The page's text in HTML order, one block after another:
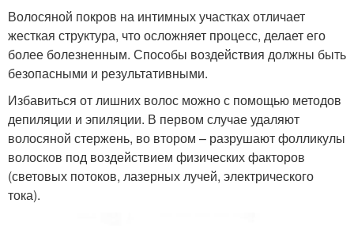
Волосяной покров на интимных участках отличает
жесткая структура, что осложняет процесс, делает его
более болезненным. Способы воздействия должны быть
безопасными и результативными.
Избавиться от лишних волос можно с помощью методов
депиляции и эпиляции. В первом случае удаляют
волосяной стержень, во втором – разрушают фолликулы
волосков под воздействием физических факторов
(световых потоков, лазерных лучей, электрического
тока).